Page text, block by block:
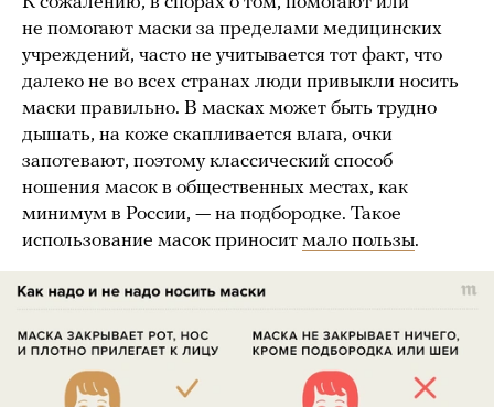
не помогают маски за пределами медицинских
учреждений, часто не учитывается тот факт, что
далеко не во всех странах люди привыкли носить
маски правильно. В масках может быть трудно
дышать, на коже скапливается влага, очки
запотевают, поэтому классический способ
ношения масок в общественных местах, как
минимум в России, — на подбородке. Такое
использование масок приносит мало пользы.